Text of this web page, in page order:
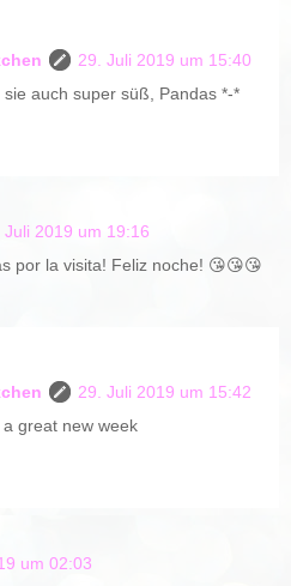
29. Juli 2019 um 15:40
auch super süß, Pandas *-*
Juli 2019 um 19:16
por la visita! Feliz noche! 😘😘😘
29. Juli 2019 um 15:42
great new week
um 02:03